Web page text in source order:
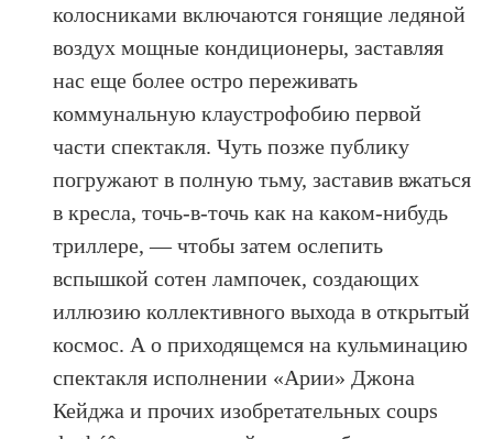
колосниками включаются гонящие ледяной
воздух мощные кондиционеры, заставляя
нас еще более остро переживать
коммунальную клаустрофобию первой
части спектакля. Чуть позже публику
погружают в полную тьму, заставив вжаться
в кресла, точь-в-точь как на каком-нибудь
триллере, — чтобы затем ослепить
вспышкой сотен лампочек, создающих
иллюзию коллективного выхода в открытый
космос. А о приходящемся на кульминацию
спектакля исполнении «Арии» Джона
Кейджа и прочих изобретательных coups